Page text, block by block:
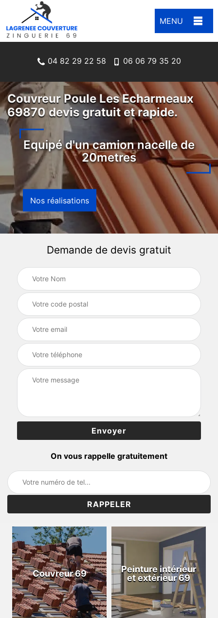
MENU
04 82 29 22 58 06 06 79 35 20
Couvreur Poule Les Echarmeaux
69870 devis gratuit et rapide.
Equipé d'un camion nacelle de
20metres
Nos réalisations
Demande de devis gratuit
On vous rappelle gratuitement
Couvreur 69
Peinture intérieur
et extérieur 69